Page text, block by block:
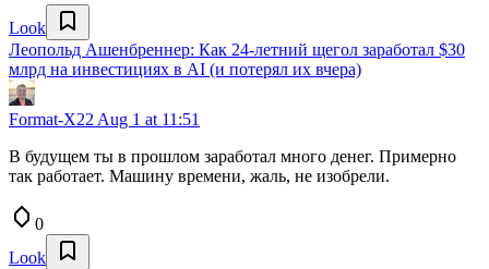
Look
Леопольд Ашенбреннер: Как 24-летний щегол заработал $30
млрд на инвестициях в AI (и потерял их вчера)
Format-X22 Aug 1 at 11:51
В будущем ты в прошлом заработал много денег. Примерно
так работает. Машину времени, жаль, не изобрели.
0
Look